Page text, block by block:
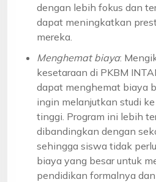
dengan lebih fokus dan
dapat meningkatkan
mereka.
Menghemat biaya:
kesetaraan di PKBM
dapat menghemat biaya
ingin melanjutkan studi
tinggi. Program ini lebih
dibandingkan dengan
sehingga siswa tidak
biaya yang besar untuk
pendidikan formalnya